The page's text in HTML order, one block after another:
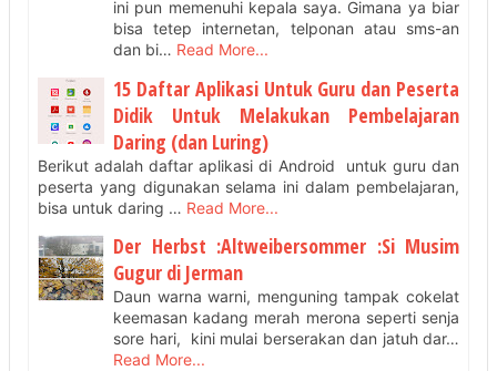
ini pun memenuhi kepala saya. Gimana ya biar
bisa tetep internetan, telponan atau sms-an
dan bi… Read More...
15 Daftar Aplikasi Untuk Guru dan Peserta
Didik Untuk Melakukan Pembelajaran
Daring (dan Luring)
Berikut adalah daftar aplikasi di Android untuk guru dan
peserta yang digunakan selama ini dalam pembelajaran,
bisa untuk daring … Read More...
Der Herbst :Altweibersommer :Si Musim
Gugur di Jerman
Daun warna warni, menguning tampak cokelat
keemasan kadang merah merona seperti senja
sore hari, kini mulai berserakan dan jatuh dar…
Read More...